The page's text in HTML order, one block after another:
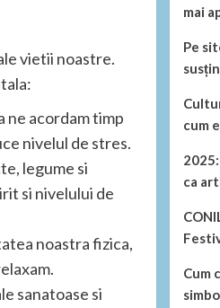
vietii noastre.
ne acordam timp
nivelul de stres.
legume si
si nivelului de
noastra fizica,
sanatoase si
mai
Pe
cum
ca
Cum